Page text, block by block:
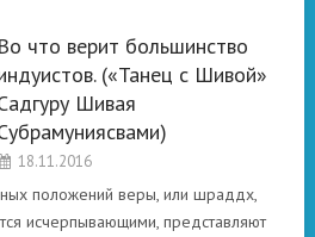
Во что верит большинство
(«Танец с Шивой»
Шивая
18.11.2016
положений веры, или шраддх,
исчерпывающими, представляют